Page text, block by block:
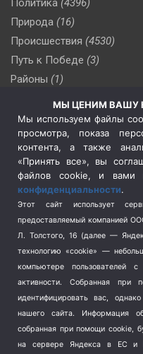
Политика (4396)
Природа (16)
Происшествия (4530)
Путь к Победе (3)
Районы (1)
(510)
Сельское хозяйство (3)
Социальная политика
(3)
Спецоперация в Украине
Спецоперация на Украине
Спорт (740)
Терроризм (1)
Транспорт (262)
Туризм (178)
Флот (76)
Школа и спорт (2)
Экология (8)
МЫ ЦЕНИМ ВАШУ
Мы используем файлы
просмотра, показа
контента, а также
«Принять все», вы
файлов cookie, и
конфиденциальности.
Этот сайт использует
предоставляемый компанией
Л. Толстого, 16 (далее —
технологию «cookie» —
компьютере пользователей
активности.
Собранная при
идентифицировать вас,
нашего сайта. Информация
собранная при помощи cookie,
на сервере Яндекса в ЕС и